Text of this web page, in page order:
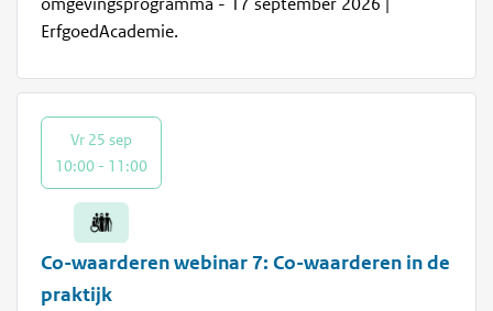
ErfgoedAcademie.
Co-waarderen webinar 7: Co-waarderen in de
praktijk
Vr 25 sep
10:00 - 11:00